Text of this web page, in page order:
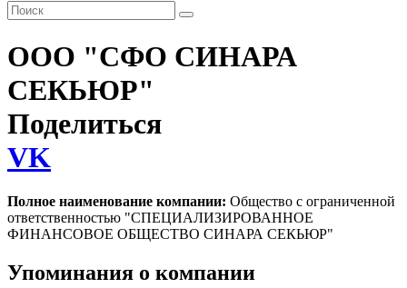
ООО "СФО СИНАРА
СЕКЬЮР"
Поделиться
VK
Полное наименование компании: Общество с ограниченной
ответственностью "СПЕЦИАЛИЗИРОВАННОЕ
ФИНАНСОВОЕ ОБЩЕСТВО СИНАРА СЕКЬЮР"
Упоминания о компании